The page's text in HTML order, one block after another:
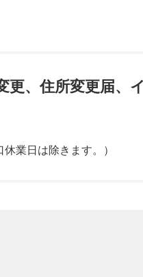
更、住所変更届
業日は除きます。）